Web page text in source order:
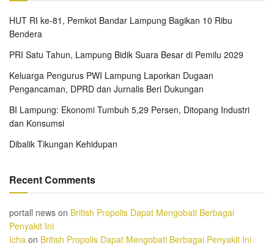
HUT RI ke-81, Pemkot Bandar Lampung Bagikan 10 Ribu
Bendera
PRI Satu Tahun, Lampung Bidik Suara Besar di Pemilu 2029
Keluarga Pengurus PWI Lampung Laporkan Dugaan
Pengancaman, DPRD dan Jurnalis Beri Dukungan
BI Lampung: Ekonomi Tumbuh 5,29 Persen, Ditopang Industri
dan Konsumsi
Dibalik Tikungan Kehidupan
Recent Comments
portall news on British Propolis Dapat Mengobati Berbagai
Penyakit Ini
Icha on British Propolis Dapat Mengobati Berbagai Penyakit Ini